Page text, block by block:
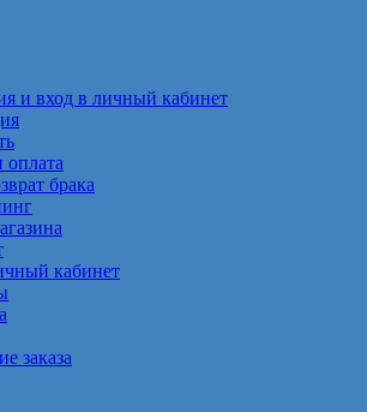
и вход в личный кабинет
оплата
брака
кабинет
заказа